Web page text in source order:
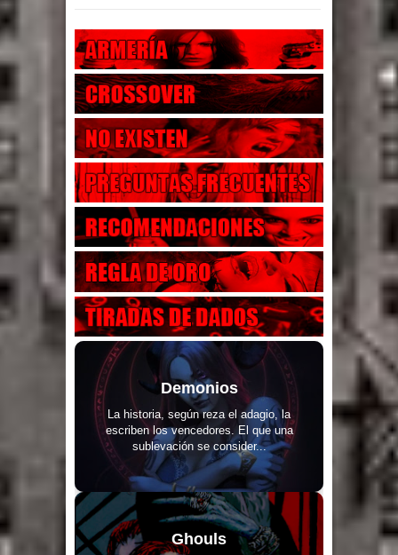
Demonios
La historia, según reza el adagio, la
escriben los vencedores. El que una
sublevación se consider...
Ghouls